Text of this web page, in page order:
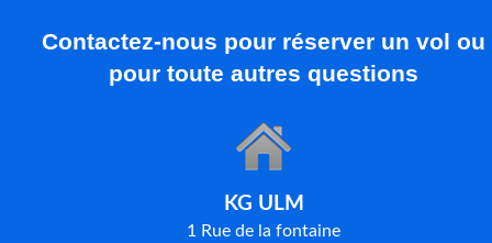
Contactez-nous pour réserver un vol ou
pour toute autres questions
KG ULM
1 Rue de la fontaine